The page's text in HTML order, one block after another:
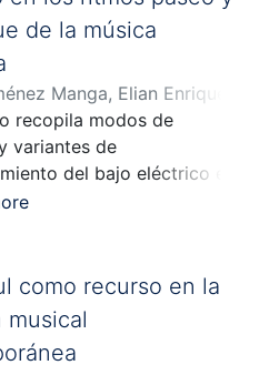
de la música
Manga, Elian Enrique
Julio César
recopila modos de
variantes de
del bajo eléctrico en
paseo y
herramientas y enfoques
permitan a los bajistas
este género de forma
respetando sus
particulares.
como recurso en la
musical